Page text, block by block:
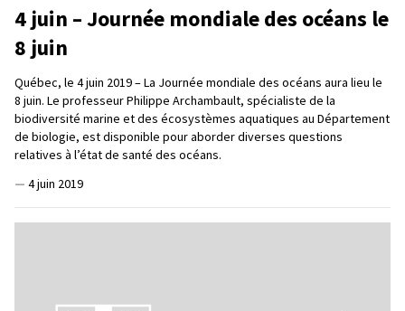
4 juin – Journée mondiale des océans le
8 juin
Québec, le 4 juin 2019 – La Journée mondiale des océans aura lieu le
8 juin. Le professeur Philippe Archambault, spécialiste de la
biodiversité marine et des écosystèmes aquatiques au Département
de biologie, est disponible pour aborder diverses questions
relatives à l’état de santé des océans.
— 4 juin 2019